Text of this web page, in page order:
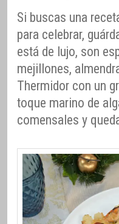
Si buscas una
para celebrar,
está de lujo, son
mejillones,
Thermidor con un
toque marino de
comensales y